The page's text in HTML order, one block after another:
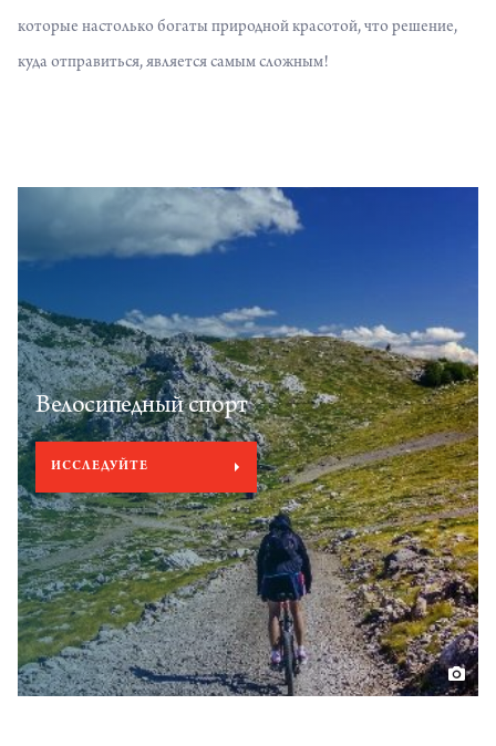
которые настолько богаты природной красотой, что решение,
куда отправиться, является самым сложным!
Велосипедный спорт
ИССЛЕДУЙТЕ